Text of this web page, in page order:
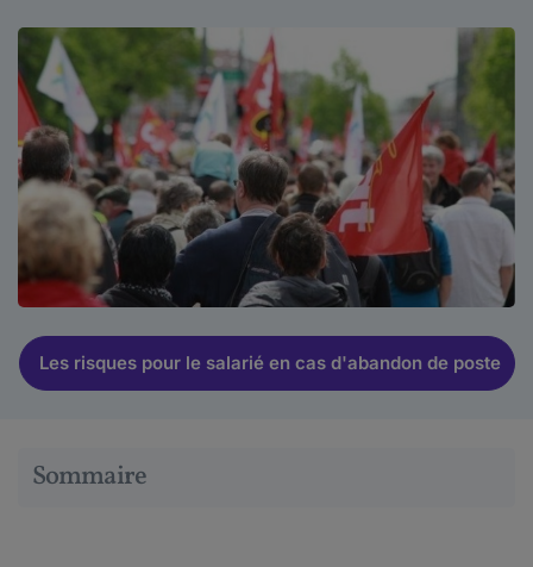
Les risques pour le salarié en cas d'abandon de poste
Sommaire